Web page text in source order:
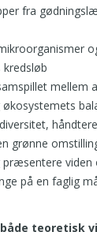
fra
kredsløb
mellem
økosystemets
grønne
præsentere viden
på en faglig
teoretisk